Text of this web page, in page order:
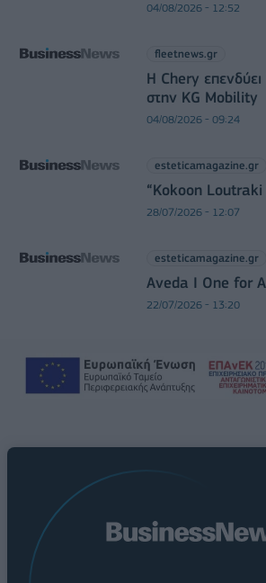
04/08/2026 - 12:52
fleetnews.gr
Η Chery
στην KG Mobility
04/08/2026 - 09:24
esteticamagazine.gr
“Kokoon Loutraki
28/07/2026 - 12:07
esteticamagazine.gr
Aveda I One for
22/07/2026 - 13:20